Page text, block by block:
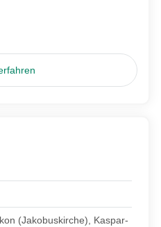
(Jakobuskirche), Kaspar-